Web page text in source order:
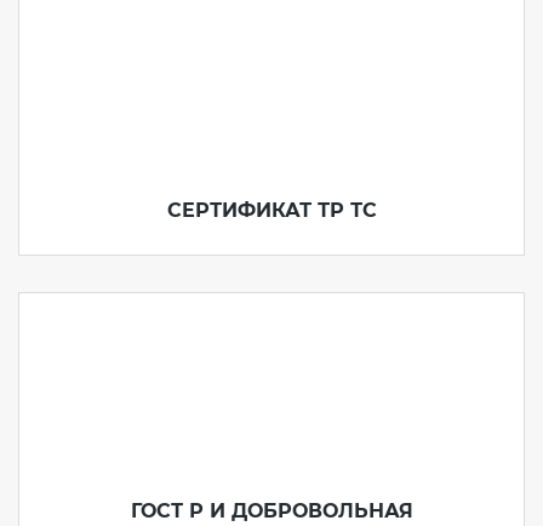
СЕРТИФИКАТ ТР ТС
ГОСТ Р И ДОБРОВОЛЬНАЯ